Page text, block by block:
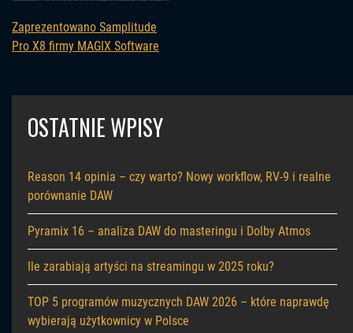
Zaprezentowano Samplitude
Pro X8 firmy MAGIX Software
OSTATNIE WPISY
Reason 14 opinia – czy warto? Nowy workflow, RV-9 i realne
porównanie DAW
Pyramix 16 – analiza DAW do masteringu i Dolby Atmos
Ile zarabiają artyści na streamingu w 2025 roku?
TOP 5 programów muzycznych DAW 2026 – które naprawdę
wybierają użytkownicy w Polsce